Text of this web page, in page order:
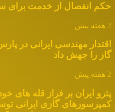
حکم انفصال از خدمت برای
2 هفته پیش
اقتدار مهندسی ایرانی در
گاز را جهش داد
2 هفته پیش
پترو ایران بر فراز قله های
کمپرسورهای گازی ایرانی